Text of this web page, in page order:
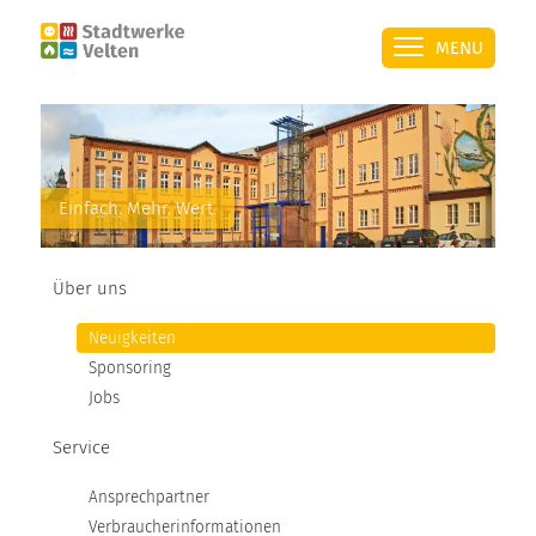
MENU
ÜBER UNS
SERVICE
PRIVATKUNDEN
GESCHÄFTSKUNDEN
Einfach. Mehr. Wert.
Über uns
Neuigkeiten
Sponsoring
Jobs
Service
Ansprechpartner
Verbraucherinformationen